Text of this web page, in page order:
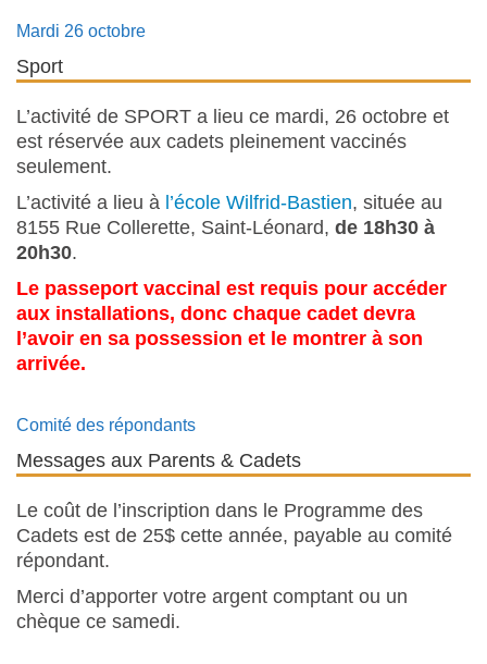
Mardi 26 octobre
Sport
L’activité de SPORT a lieu ce mardi, 26 octobre et
est réservée aux cadets pleinement vaccinés
seulement.
L’activité a lieu à l’école Wilfrid-Bastien, située au
8155 Rue Collerette, Saint-Léonard, de 18h30 à
20h30.
Le passeport vaccinal est requis pour accéder
aux installations, donc chaque cadet devra
l’avoir en sa possession et le montrer à son
arrivée.
Comité des répondants
Messages aux Parents & Cadets
Le coût de l’inscription dans le Programme des
Cadets est de 25$ cette année, payable au comité
répondant.
Merci d’apporter votre argent comptant ou un
chèque ce samedi.